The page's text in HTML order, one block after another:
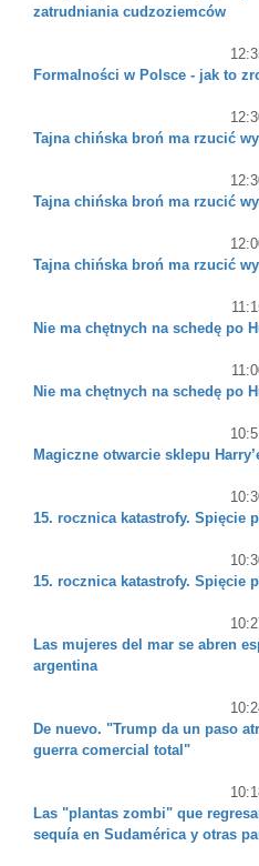
zatrudniania cudzoziemców
Formalności w Polsce - jak to
Tajna chińska broń ma rzucić
Tajna chińska broń ma rzucić
Tajna chińska broń ma rzucić
Nie ma chętnych na schedę po
Nie ma chętnych na schedę po
Magiczne otwarcie sklepu
15. rocznica katastrofy. Spięcie
15. rocznica katastrofy. Spięcie
Las mujeres del mar se abren
argentina
De nuevo. "Trump da un paso
guerra comercial total"
Las "plantas zombi" que
sequía en Sudamérica y otras